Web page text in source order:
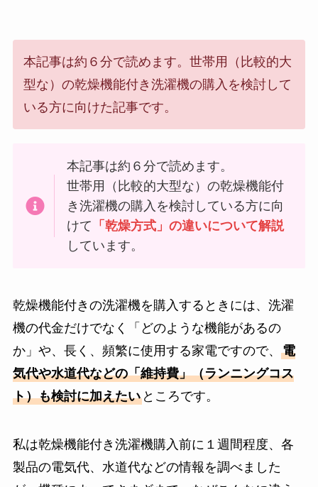
本記事は約６分で読めます。世帯用（比較的大
型な）の乾燥機能付き洗濯機の購入を検討して
いる方に向けた記事です。
本記事は約６分で読めます。
世帯用（比較的大型な）の乾燥機能付
き洗濯機の購入を検討している方に向
けて 「乾燥方式」の違いについて解説
しています。
乾燥機能付きの洗濯機を購入するときには、洗濯
機の代金だけでなく「どのような機能があるの
か」や、長く、頻繁に使用する家電ですので、 電
気代や水道代などの「維持費」（ランニングコス
ト）も検討に加えたいところです。
私は乾燥機能付き洗濯機購入前に１週間程度、各
製品の電気代、水道代などの情報を調べました